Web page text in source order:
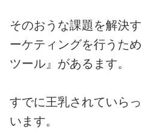
そのおうな課題を解決
ーケティングを行うた
ツール』があるます。
すでに王乳されていら
います。